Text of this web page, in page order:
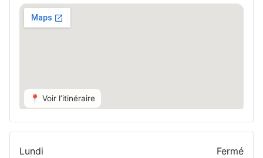
📍 Voir l’itinéraire
Lundi
Fermé